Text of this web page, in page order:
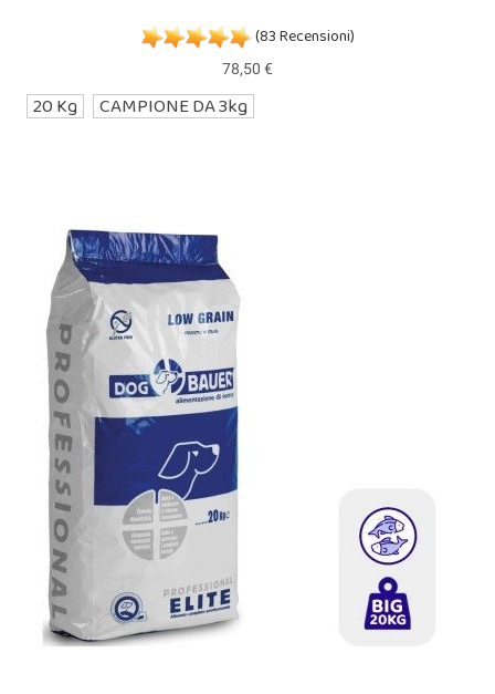
(83 Recensioni)
78,50 €
20 Kg CAMPIONE DA 3kg